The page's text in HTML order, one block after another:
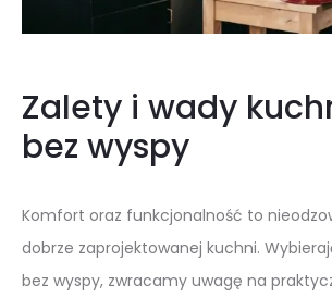
Zalety i wady
bez wyspy
Komfort oraz funkcjonalność to
dobrze zaprojektowanej kuchni.
bez wyspy, zwracamy uwagę na